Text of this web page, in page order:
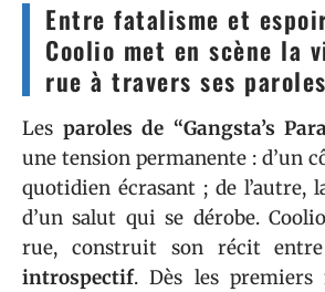
Entre fatalisme et
Coolio met en scène la
rue à travers ses paroles
Les paroles de “Gangsta’s
une tension permanente : d’un
quotidien écrasant ; de l’autre,
d’un salut qui se dérobe.
rue, construit son récit
introspectif. Dès les premiers